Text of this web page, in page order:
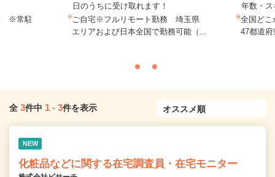
※常駐
日のうちに受け取れます！
ご自宅※フルリモート勤務 埼玉県
エリアおよび日本全国で勤務可能（...
年数・
全国どこ
47都道
全 3件中 1 - 3件を表示
NEW
化粧品などに関する在宅調査員・在宅モニター